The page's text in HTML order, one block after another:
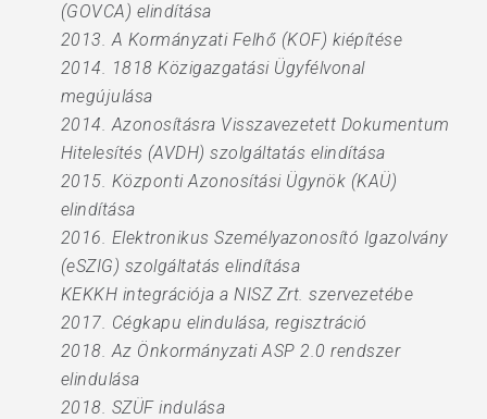
(GOVCA) elindítása
2013. A Kormányzati Felhő (KOF) kiépítése
2014. 1818 Közigazgatási Ügyfélvonal
megújulása
2014. Azonosításra Visszavezetett Dokumentum
Hitelesítés (AVDH) szolgáltatás elindítása
2015. Központi Azonosítási Ügynök (KAÜ)
elindítása
2016. Elektronikus Személyazonosító Igazolvány
(eSZIG) szolgáltatás elindítása
KEKKH integrációja a NISZ Zrt. szervezetébe
2017. Cégkapu elindulása, regisztráció
2018. Az Önkormányzati ASP 2.0 rendszer
elindulása
2018. SZÜF indulása